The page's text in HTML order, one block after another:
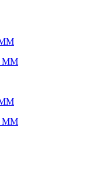
ММ
ММ
ММ
ММ